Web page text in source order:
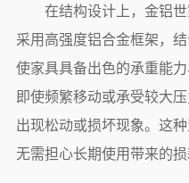
在结构设计上，金铝
采用高强度铝合金框架，
使家具具备出色的承重能
即使频繁移动或承受较大
出现松动或损坏现象。这
无需担心长期使用带来的损